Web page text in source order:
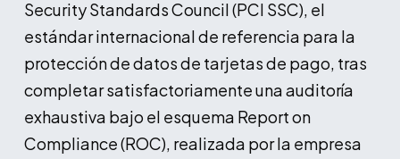
Security Standards Council (PCI SSC), el
estándar internacional de referencia para la
protección de datos de tarjetas de pago, tras
completar satisfactoriamente una auditoría
exhaustiva bajo el esquema Report on
Compliance (ROC), realizada por la empresa